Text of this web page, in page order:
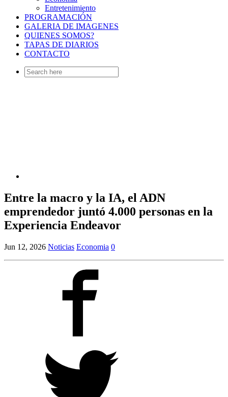
Entretenimiento
PROGRAMACIÓN
GALERIA DE IMAGENES
QUIENES SOMOS?
TAPAS DE DIARIOS
CONTACTO
Search
for:
Entre la macro y la IA, el ADN
emprendedor juntó 4.000 personas en la
Experiencia Endeavor
Jun 12, 2026 Noticias Economia 0